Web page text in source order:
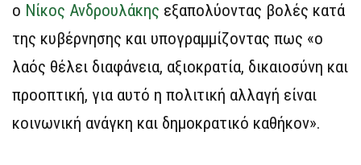
ο Νίκος Ανδρουλάκης εξαπολύοντας βολές κατά
της κυβέρνησης και υπογραμμίζοντας πως «ο
λαός θέλει διαφάνεια, αξιοκρατία, δικαιοσύνη και
προοπτική, για αυτό η πολιτική αλλαγή είναι
κοινωνική ανάγκη και δημοκρατικό καθήκον».